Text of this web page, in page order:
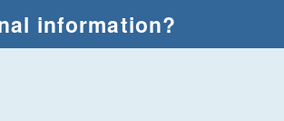
information?